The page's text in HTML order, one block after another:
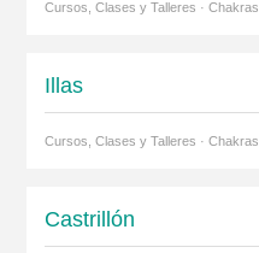
Cursos, Clases y Talleres · Chakras
Illas
Cursos, Clases y Talleres · Chakras
Castrillón